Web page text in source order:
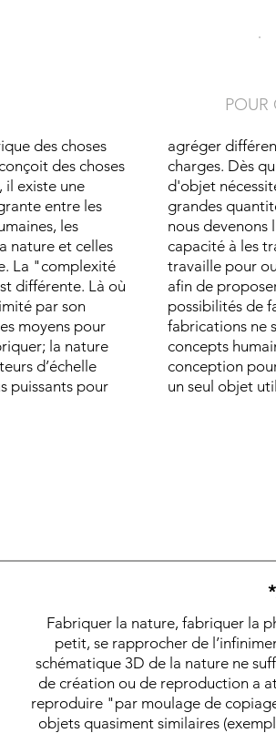
POUR
des choses
des choses
il existe une
entre les
les
nature et celles
La "complexité
différente. Là où
par son
moyens pour
la nature
d’échelle
puissants pour
agréger
charges. Dès
d'objet
grandes
nous devenons
capacité à les
travaille pour
afin de
possibilités de
fabrications ne
concepts
conception
un seul objet
Fabriquer la nature, fabriquer la
petit, se rapprocher de
schématique 3D de la nature ne
de création ou de reproduction a
reproduire "par moulage".
quasiment similaires (exemple
Fabriquer la nature, fabriquer la
petit, se rapprocher de
schématique 3D de la nature ne
de création ou de reproduction a
reproduire "par moulage de
objets quasiment similaires